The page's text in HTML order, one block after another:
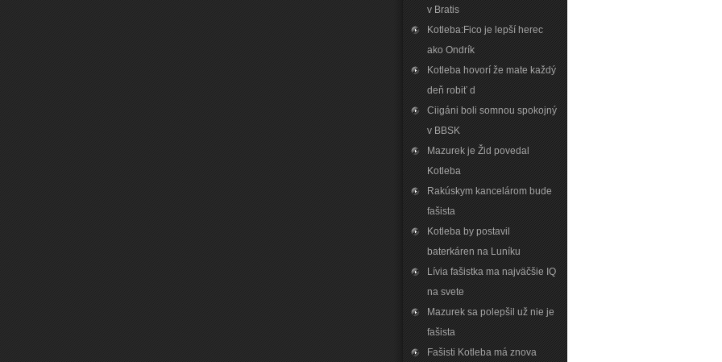
v Bratis
Kotleba:Fico je lepší herec
ako Ondrík
Kotleba hovorí že mate každý
deň robiť d
Ciigáni boli somnou spokojný
v BBSK
Mazurek je Žid povedal
Kotleba
Rakúskym kancelárom bude
fašista
Kotleba by postavil
baterkáren na Luníku
Lívia fašistka ma najväčšie IQ
na svete
Mazurek sa polepšil už nie je
fašista
Fašisti Kotleba má znova